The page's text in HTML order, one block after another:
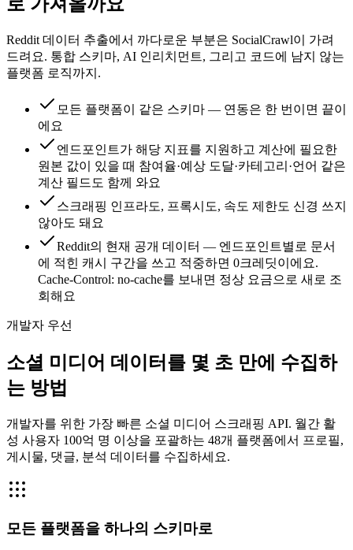
로 가져올까요
Reddit 데이터 추출에서 까다로운 부분은 SocialCrawl이 가려
드려요. 통합 스키마, AI 인리치먼트, 그리고 코드에 남지 않는
플랫폼 로직까지.
모든 플랫폼이 같은 스키마 — 연동은 한 번이면 끝이
에요
엔드포인트가 해당 지표를 지원하고 계산에 필요한
원본 값이 있을 때 참여율·예상 도달·카테고리·언어 같은
계산 필드도 함께 와요
스크래핑 인프라도, 프록시도, 속도 제한도 신경 쓰지
않아도 돼요
Reddit의 현재 공개 데이터 — 엔드포인트별로 문서
에 적힌 캐시 구간을 쓰고 적중하면 0크레딧이에요.
Cache-Control: no-cache를 보내면 정상 요금으로 새로 조
회해요
개발자 우선
소셜 미디어 데이터를 몇 초 만에 수집하
는 방법
개발자를 위한 가장 빠른 소셜 미디어 스크래핑 API. 월간 활
성 사용자 100억 명 이상을 포괄하는 48개 플랫폼에서 프로필,
게시물, 댓글, 분석 데이터를 수집하세요.
모든 플랫폼을 하나의 스키마로